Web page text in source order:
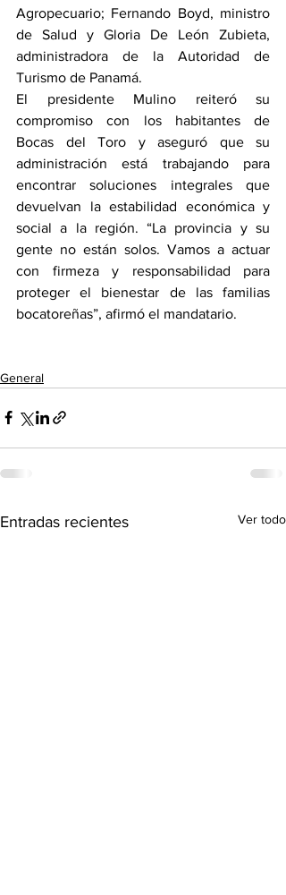
Agropecuario; Fernando Boyd, ministro
de Salud y Gloria De León Zubieta,
administradora de la Autoridad de
Turismo de Panamá.
El presidente Mulino reiteró su
compromiso con los habitantes de
Bocas del Toro y aseguró que su
administración está trabajando para
encontrar soluciones integrales que
devuelvan la estabilidad económica y
social a la región. “La provincia y su
gente no están solos. Vamos a actuar
con firmeza y responsabilidad para
proteger el bienestar de las familias
bocatoreñas”, afirmó el mandatario.
General
Entradas recientes Ver todo